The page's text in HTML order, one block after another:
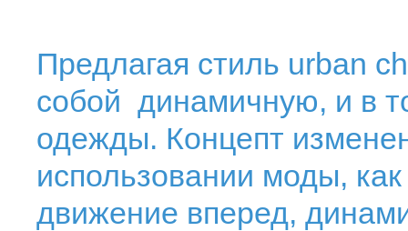
Предлагая стиль urban
собой динамичную, и в
одежды. Концепт
использовании моды,
движение вперед,